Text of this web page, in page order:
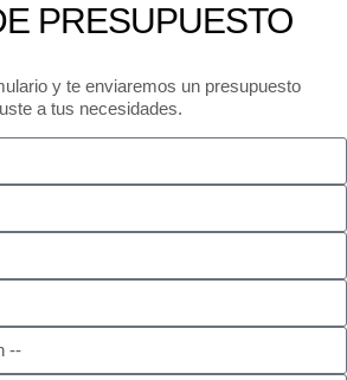
PRESUPUESTO
y te enviaremos un presupuesto
a tus necesidades.